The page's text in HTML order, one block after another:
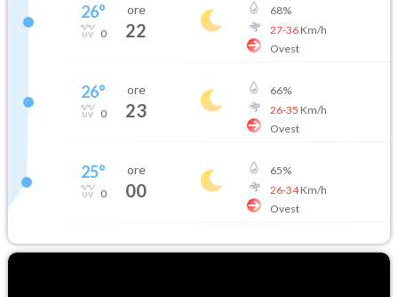
26°
0
ore
22
68%
27-36Km/h
Ovest
26°
0
ore
23
66%
26-35 Km/h
Ovest
25°
0
ore
00
65%
26-34Km/h
Ovest